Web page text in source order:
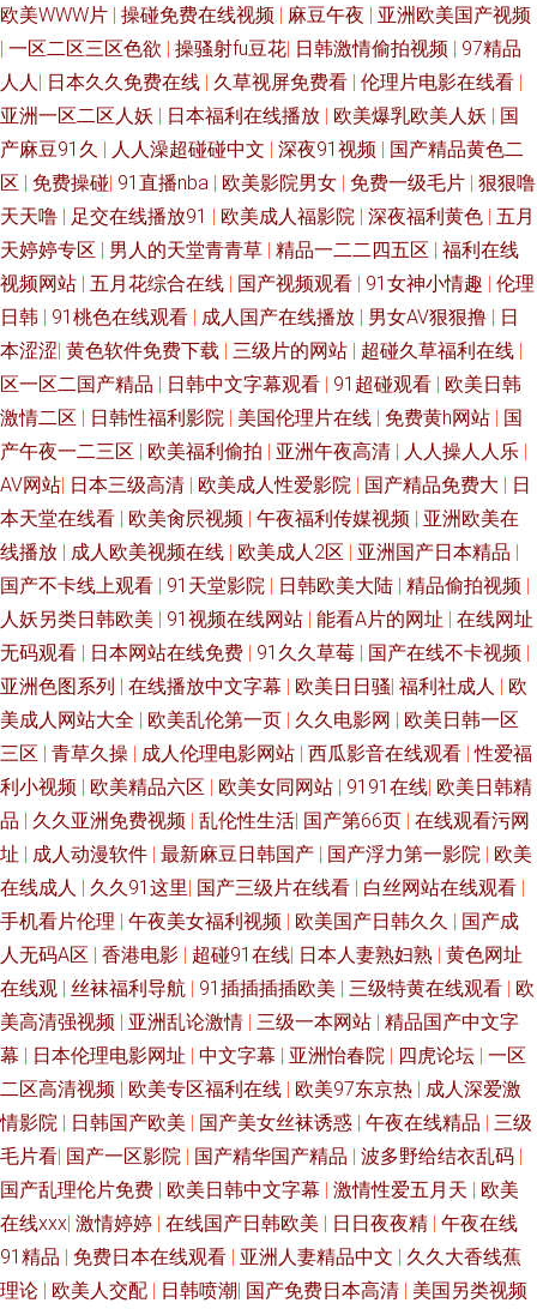
欧美WWW片 | 操碰免费在线视频 | 麻豆午夜 | 亚洲欧美国产视频
| 一区二区三区色欲 | 操骚射fu豆花| 日韩激情偷拍视频 | 97精品
人人| 日本久久免费在线 | 久草视屏免费看 | 伦理片电影在线看 |
亚洲一区二区人妖 | 日本福利在线播放 | 欧美爆乳欧美人妖 | 国
产麻豆91久 | 人人澡超碰碰中文 | 深夜91视频 | 国产精品黄色二
区 | 免费操碰| 91直播nba | 欧美影院男女 | 免费一级毛片 | 狠狠噜
天天噜 | 足交在线播放91 | 欧美成人福影院 | 深夜福利黄色 | 五月
天婷婷专区 | 男人的天堂青青草 | 精品一二二四五区 | 福利在线
视频网站 | 五月花综合在线 | 国产视频观看 | 91女神小情趣 | 伦理
日韩 | 91桃色在线观看 | 成人国产在线播放 | 男女AV狠狠撸 | 日
本涩涩| 黄色软件免费下载 | 三级片的网站 | 超碰久草福利在线 |
区一区二国产精品 | 日韩中文字幕观看 | 91超碰观看 | 欧美日韩
激情二区 | 日韩性福利影院 | 美国伦理片在线 | 免费黄h网站 | 国
产午夜一二三区 | 欧美福利偷拍 | 亚洲午夜高清 | 人人操人人乐 |
AV网站| 日本三级高清 | 欧美成人性爱影院 | 国产精品免费大 | 日
本天堂在线看 | 欧美肏屄视频 | 午夜福利传媒视频 | 亚洲欧美在
线播放 | 成人欧美视频在线 | 欧美成人2区 | 亚洲国产日本精品 |
国产不卡线上观看 | 91天堂影院 | 日韩欧美大陆 | 精品偷拍视频 |
人妖另类日韩欧美 | 91视频在线网站 | 能看A片的网址 | 在线网址
无码观看 | 日本网站在线免费 | 91久久草莓 | 国产在线不卡视频 |
亚洲色图系列 | 在线播放中文字幕 | 欧美日日骚| 福利社成人 | 欧
美成人网站大全 | 欧美乱伦第一页 | 久久电影网 | 欧美日韩一区
三区 | 青草久操 | 成人伦理电影网站 | 西瓜影音在线观看 |性爱福
利小视频 | 欧美精品六区 | 欧美女同网站 | 9191在线| 欧美日韩精
品 | 久久亚洲免费视频 | 乱伦性生活| 国产第66页 | 在线观看污网
址 | 成人动漫软件 | 最新麻豆日韩国产 | 国产浮力第一影院 | 欧美
在线成人 | 久久91这里| 国产三级片在线看 | 白丝网站在线观看 |
手机看片伦理 | 午夜美女福利视频 | 欧美国产日韩久久 | 国产成
人无码A区 | 香港电影 | 超碰91在线| 日本人妻熟妇熟 | 黄色网址
在线观 | 丝袜福利导航 | 91插插插插欧美 | 三级特黄在线观看 | 欧
美高清强视频 | 亚洲乱论激情 | 三级一本网站 | 精品国产中文字
幕 | 日本伦理电影网址 | 中文字幕 | 亚洲怡春院 | 四虎论坛 | 一区
二区高清视频 | 欧美专区福利在线 | 欧美97东京热 | 成人深爱激
情影院 | 日韩国产欧美 | 国产美女丝袜诱惑 | 午夜在线精品 | 三级
毛片看| 国产一区影院 | 国产精华国产精品 | 波多野给结衣乱码 |
国产乱理伦片免费 | 欧美日韩中文字幕 | 激情性爱五月天 | 欧美
在线xxx| 激情婷婷 | 在线国产日韩欧美 | 日日夜夜精 | 午夜在线
91精品 | 免费日本在线观看 | 亚洲人妻精品中文 | 久久大香线蕉
理论 | 欧美人交配 | 日韩喷潮| 国产免费日本高清 | 美国另类视频